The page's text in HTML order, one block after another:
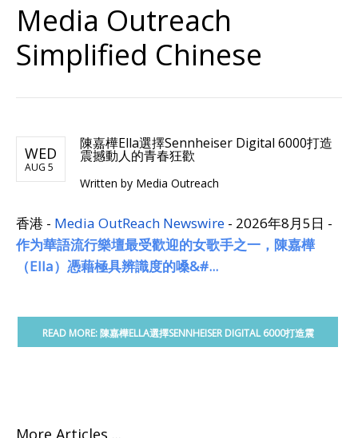
Media Outreach
Simplified Chinese
WED
AUG 5
陳嘉樺Ella選擇Sennheiser Digital 6000打造
震撼動人的青春狂歡
Written by Media Outreach
香港 - Media OutReach Newswire - 2026年8月5日 -
作为華語流行樂壇最受歡迎的女歌手之一，陳嘉樺
（Ella）憑藉極具辨識度的嗓&#...
READ MORE: 陳嘉樺ELLA選擇SENNHEISER DIGITAL 6000打造震
More Articles ...